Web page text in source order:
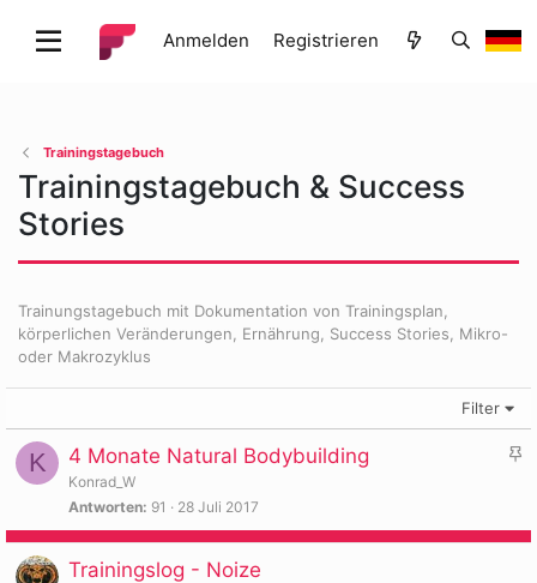
Anmelden Registrieren
Trainingstagebuch
Trainingstagebuch & Success
Stories
Trainungstagebuch mit Dokumentation von Trainingsplan,
körperlichen Veränderungen, Ernährung, Success Stories, Mikro-
oder Makrozyklus
Filter
K
A
e
4 Monate Natural Bodybuilding
Konrad_W
Antworten 91 28 Juli 2017
Trainingslog - Noize